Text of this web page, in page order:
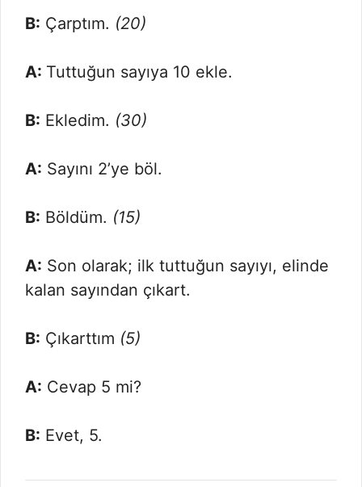
B: Çarptım. (20)
A: Tuttuğun sayıya 10 ekle.
B: Ekledim. (30)
A: Sayını 2’ye böl.
B: Böldüm. (15)
A: Son olarak; ilk tuttuğun sayıyı, elinde
kalan sayından çıkart.
B: Çıkarttım (5)
A: Cevap 5 mi?
B: Evet, 5.